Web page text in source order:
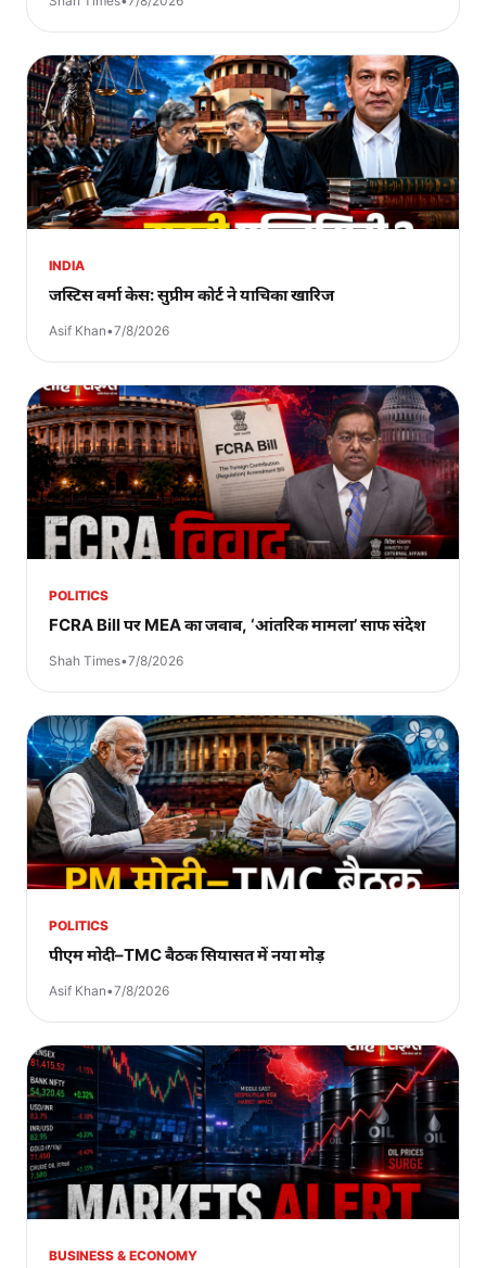
INDIA
जस्टिस वर्मा केस: सुप्रीम कोर्ट ने याचिका खारिज
Asif Khan•7/8/2026
POLITICS
FCRA Bill पर MEA का जवाब, ‘आंतरिक मामला’ साफ संदेश
Shah Times•7/8/2026
POLITICS
पीएम मोदी–TMC बैठक सियासत में नया मोड़
Asif Khan•7/8/2026
BUSINESS & ECONOMY